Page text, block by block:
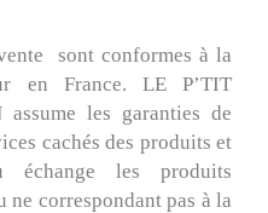
sont conformes à la
en France. LE P’TIT
les garanties de
cachés des produits et
échange les produits
ne correspondant pas à la